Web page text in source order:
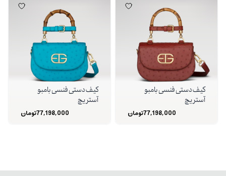
کیف دستی فنسی بامبو
آستریچ
77,198,000تومان
کیف دستی فنسی بامبو
آستریچ
77,198,000تومان